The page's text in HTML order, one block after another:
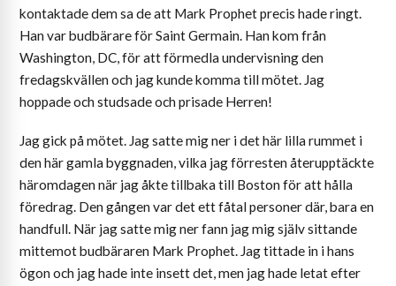
kontaktade dem sa de att Mark Prophet precis hade ringt.
Han var budbärare för Saint Germain. Han kom från
Washington, DC, för att förmedla undervisning den
fredagskvällen och jag kunde komma till mötet. Jag
hoppade och studsade och prisade Herren!
Jag gick på mötet. Jag satte mig ner i det här lilla rummet i
den här gamla byggnaden, vilka jag förresten återupptäckte
häromdagen när jag åkte tillbaka till Boston för att hålla
föredrag. Den gången var det ett fåtal personer där, bara en
handfull. När jag satte mig ner fann jag mig själv sittande
mittemot budbäraren Mark Prophet. Jag tittade in i hans
ögon och jag hade inte insett det, men jag hade letat efter